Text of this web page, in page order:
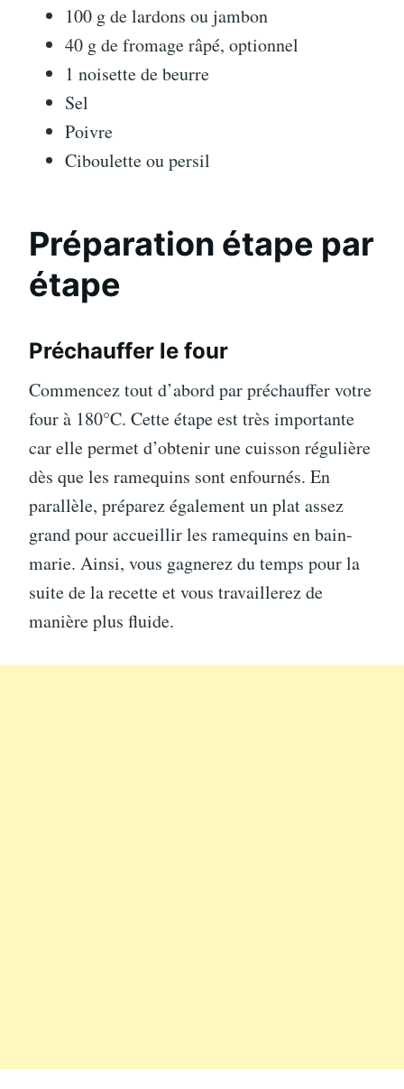
100 g de lardons ou jambon
40 g de fromage râpé, optionnel
1 noisette de beurre
Sel
Poivre
Ciboulette ou persil
Préparation étape par
étape
Préchauffer le four
Commencez tout d’abord par préchauffer votre
four à 180°C. Cette étape est très importante
car elle permet d’obtenir une cuisson régulière
dès que les ramequins sont enfournés. En
parallèle, préparez également un plat assez
grand pour accueillir les ramequins en bain-
marie. Ainsi, vous gagnerez du temps pour la
suite de la recette et vous travaillerez de
manière plus fluide.